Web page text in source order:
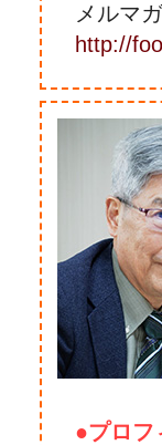
メルマ
http://
●プロフ